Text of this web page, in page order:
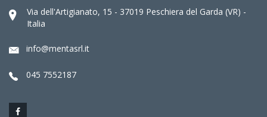
Via dell'Artigianato, 15 - 37019 Peschiera del Garda (VR) -
Italia
info@mentasrl.it
045 7552187